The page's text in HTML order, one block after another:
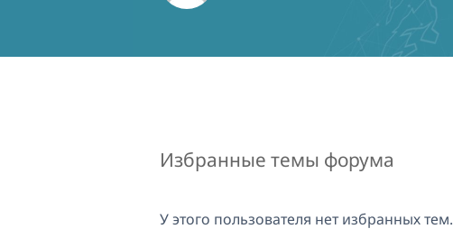
Избранные темы форума
У этого пользователя нет избранных тем.